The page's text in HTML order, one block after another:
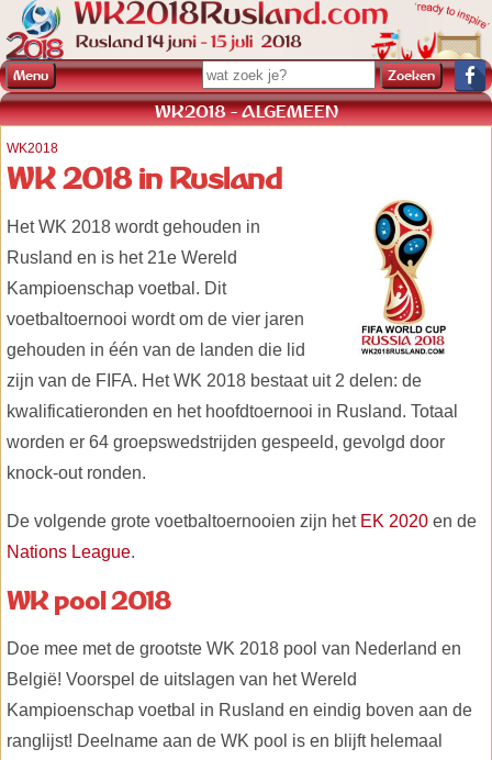
WK2018 - ALGEMEEN
WK2018
WK 2018 in Rusland
Het WK 2018 wordt gehouden in
Rusland en is het 21e Wereld
Kampioenschap voetbal. Dit
voetbaltoernooi wordt om de vier jaren
gehouden in één van de landen die lid
zijn van de FIFA. Het WK 2018 bestaat uit 2 delen: de
kwalificatieronden en het hoofdtoernooi in Rusland. Totaal
worden er 64 groepswedstrijden gespeeld, gevolgd door
knock-out ronden.
De volgende grote voetbaltoernooien zijn het EK 2020 en de
Nations League.
WK pool 2018
Doe mee met de grootste WK 2018 pool van Nederland en
België! Voorspel de uitslagen van het Wereld
Kampioenschap voetbal in Rusland en eindig boven aan de
ranglijst! Deelname aan de WK pool is en blijft helemaal
Menu